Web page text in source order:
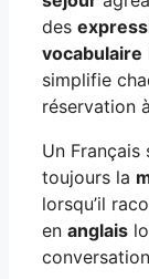
des
vocabulaire
simplifie
réservation
Un Français
toujours la
lorsqu’il
en anglais